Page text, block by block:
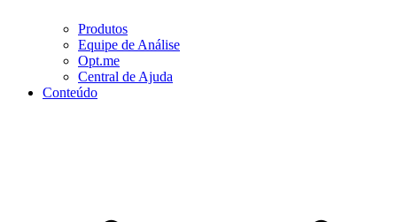
Produtos
Equipe de Análise
Opt.me
Central de Ajuda
Conteúdo